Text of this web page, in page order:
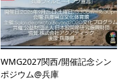
WMG2027関西/開催記念シン
ポジウム@兵庫